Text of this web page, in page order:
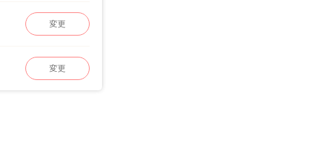
変更
変更